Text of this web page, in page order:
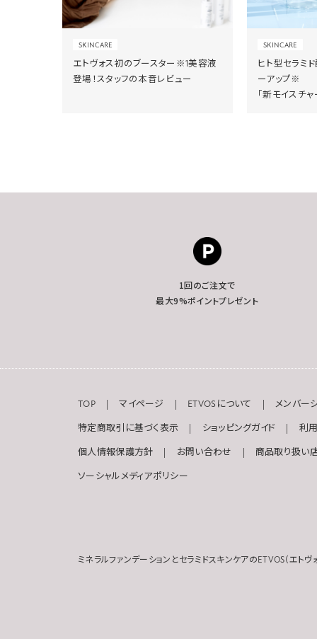
SKINCARE
エトヴォス初のブースター※1美容液
登場！スタッフの本音レビュー
SKINCARE
ヒト型セラミ
ーアップ※
「新モイスチ
1回のご注文で
最大9%ポイントプレゼント
TOP マイページ ETVOSについて メンバー
特定商取引に基づく表示 ショッピングガイド 利
個人情報保護方針 お問い合わせ 商品取り扱い
ソーシャルメディアポリシー
ミネラルファンデーションとセラミドスキンケアのETVOS（エトヴ